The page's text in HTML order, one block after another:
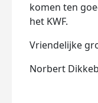
komen ten
het KWF.
Vriendelijke
Norbert